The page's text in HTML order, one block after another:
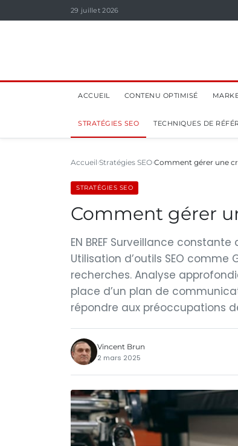
29 juillet 2026
ACCUEIL CONTENU OPTIMISÉ
STRATÉGIES SEO TECHNIQUES DE
Accueil Stratégies SEO Comment gérer une
STRATÉGIES SEO
Comment gérer
EN BREF Surveillance
Utilisation d’outils SEO
recherches. Analyse
place d’un plan de
répondre aux préoccupations
Vincent Brun
2 mars 2025